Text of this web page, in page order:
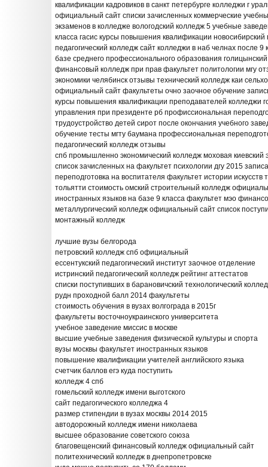
квалификации кадровиков в санкт петербурге колледжи г
официальный сайт списки зачисленных коммерческие
экзаменов в колледже вологодский колледж 5 учебные
класса гасис курсы повышения квалификации
педагогический колледж сайт колледжи в наб челнах после
базе среднего профессионального образования
финансовый колледж при прав факультет политологии мгу
экономики челябинск отзывы технический колледж каи
официальный сайт факультеты очно заочное обучение
курсы повышения квалификации преподавателей колледжи
управления при президенте рб профиссиональная
трудоустройство детей сирот после окончания учебного
обучение тесты мгту баумана профессиональная
педагогический колледж отзывы
спб промышленно экономический колледж моховая киевский
список зачисленных на факультет психологии дгу 2015
переподготовка на воспитателя факультет истории искусств
тольятти стоимость омский строительный колледж
иностранных языков на базе 9 класса факультет мэо
металлургический колледж официальный сайт список
монтажный колледж
лучшие вузы белгорода
петровский колледж спб официальный
ессентукский педагогический институт заочное отделение
истринский педагогический колледж рейтинг аттестатов
списки поступивших в барановичский технологический
рудн проходной балл 2014 факультеты
стоимость обучения в вузах волгограда в 2015г
факультеты восточноукраинского университета
учебное заведение миссис в москве
высшие учебные заведения физической культуры и спорта
вузы москвы факультет иностранных языков
повышение квалификации учителей английского языка
счетчик баллов егэ куда поступить
колледж 4 спб
гомельский колледж имени выготского
сайт педагогического колледжа 4
размер стипендии в вузах москвы 2014 2015
автодорожный колледж имени николаева
высшее образование советского союза
благовещенский финансовый колледж официальный сайт
политехнический колледж в днепропетровске